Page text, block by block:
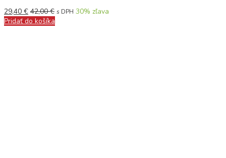
29,40 € 42,00€ s DPH 30% zľava
Pridať do košíka